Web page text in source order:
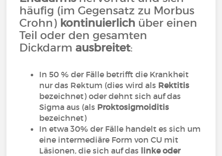
häufig (im Gegensatz zu Morbus
Crohn) kontinuierlich über einen
Teil oder den gesamten
Dickdarm ausbreitet:
In 50 % der Fälle betrifft die Krankheit
nur das Rektum (dies wird als Rektitis
bezeichnet) oder dehnt sich auf das
Sigma aus (als Proktosigmoiditis
bezeichnet)
In etwa 30% der Fälle handelt es sich um
eine intermediäre Form von CU mit
Läsionen, die sich auf das linke oder